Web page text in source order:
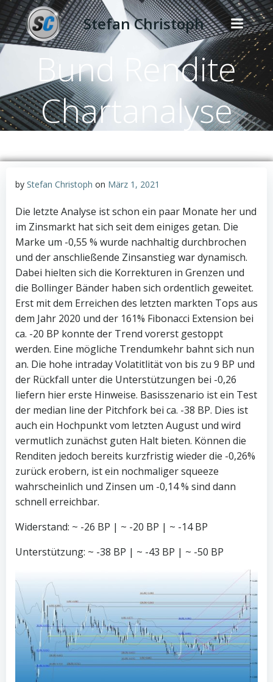
Zum
Inhalt
springen
Stefan Christoph
Bund Rendite
Chartanalyse
by Stefan Christoph on März 1, 2021
Die letzte Analyse ist schon ein paar Monate her und
im Zinsmarkt hat sich seit dem einiges getan. Die
Marke um -0,55 % wurde nachhaltig durchbrochen
und der anschließende Zinsanstieg war dynamisch.
Dabei hielten sich die Korrekturen in Grenzen und
die Bollinger Bänder haben sich ordentlich geweitet.
Erst mit dem Erreichen des letzten markten Tops aus
dem Jahr 2020 und der 161% Fibonacci Extension bei
ca. -20 BP konnte der Trend vorerst gestoppt
werden. Eine mögliche Trendumkehr bahnt sich nun
an. Die hohe intraday Volatitlität von bis zu 9 BP und
der Rückfall unter die Unterstützungen bei -0,26
liefern hier erste Hinweise. Basisszenario ist ein Test
der median line der Pitchfork bei ca. -38 BP. Dies ist
auch ein Hochpunkt vom letzten August und wird
vermutlich zunächst guten Halt bieten. Können die
Renditen jedoch bereits kurzfristig wieder die -0,26%
zurück erobern, ist ein nochmaliger squeeze
wahrscheinlich und Zinsen um -0,14 % sind dann
schnell erreichbar.
Widerstand: ~ -26 BP | ~ -20 BP | ~ -14 BP
Unterstützung: ~ -38 BP | ~ -43 BP | ~ -50 BP